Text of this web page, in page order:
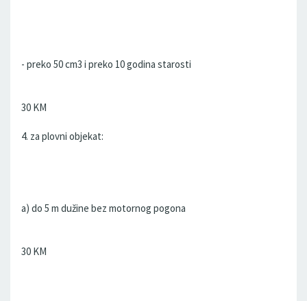
- preko 50 cm3 i preko 10 godina starosti
30 KM
4. za plovni objekat:
a) do 5 m dužine bez motornog pogona
30 KM